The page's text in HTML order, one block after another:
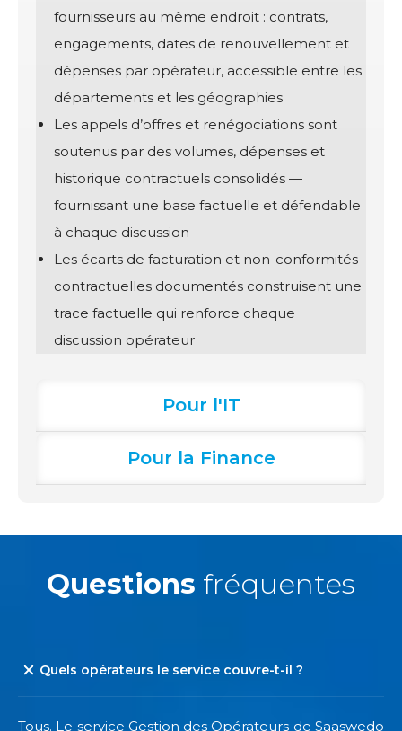
fournisseurs au même endroit : contrats,
engagements, dates de renouvellement et
dépenses par opérateur, accessible entre les
départements et les géographies
Les appels d’offres et renégociations sont
soutenus par des volumes, dépenses et
historique contractuels consolidés —
fournissant une base factuelle et défendable
à chaque discussion
Les écarts de facturation et non-conformités
contractuelles documentés construisent une
trace factuelle qui renforce chaque
discussion opérateur
Pour l'IT
Pour la Finance
Questions fréquentes
Quels opérateurs le service couvre-t-il ?
Tous. Le service Gestion des Opérateurs de Saaswedo